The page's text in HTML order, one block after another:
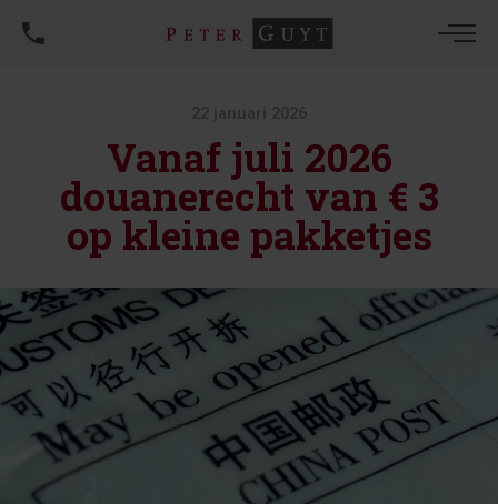
Vanaf juli 2026
douanerecht van € 3
op kleine pakketjes